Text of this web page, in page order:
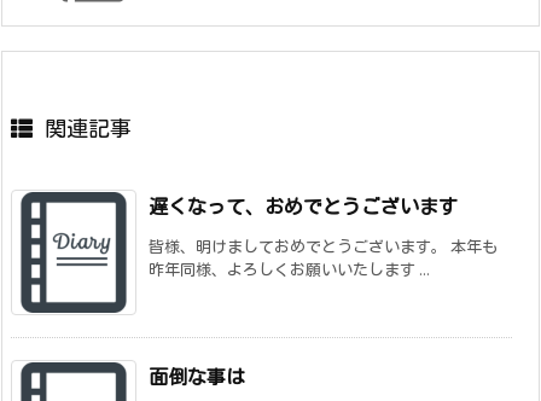
関連記事
遅くなって、おめでとうございます
皆様、明けましておめでとうございます。 本年も
昨年同様、よろしくお願いいたします ...
面倒な事は